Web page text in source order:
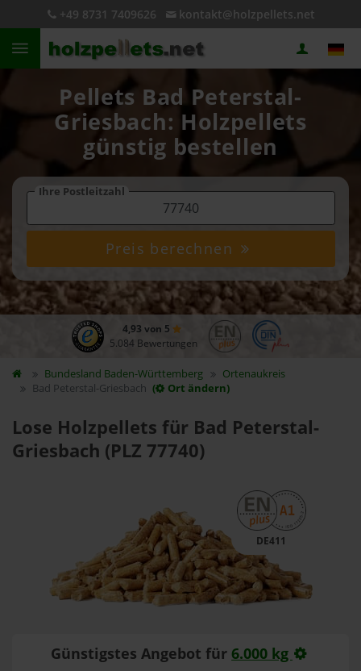
+49 8731 7409626 kontakt@holzpellets.net
Pellets Bad Peterstal-
Griesbach: Holzpellets
günstig bestellen
Ihre Postleitzahl
Preis berechnen
4,93 von 5
5.084 Bewertungen
Bundesland Baden-Württemberg
Ortenaukreis
Bad Peterstal-Griesbach ( Ort ändern)
Lose Holzpellets für Bad Peterstal-
Griesbach (PLZ 77740)
DE411
Günstigstes Angebot für 6.000 kg